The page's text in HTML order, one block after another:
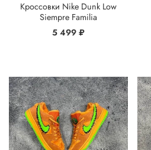
Кроссовки Nike Dunk Low
Siempre Familia
5 499 ₽